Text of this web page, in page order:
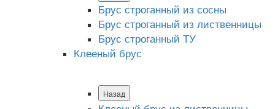
Брус строганный из сосны
Брус строганный из лиственницы
Брус строганный ТУ
Клееный брус
Назад